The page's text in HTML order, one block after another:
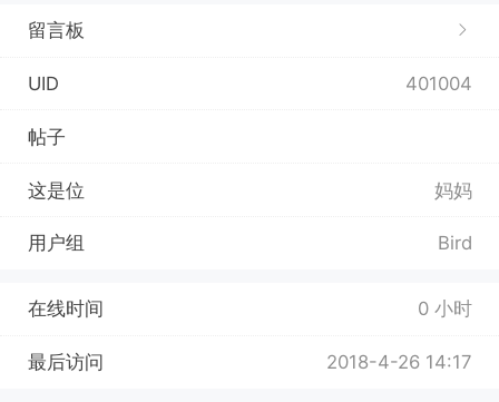
留言板
UID 401004
帖子
这是位 妈妈
用户组 Bird
在线时间 0 小时
最后访问 2018-4-26 14:17